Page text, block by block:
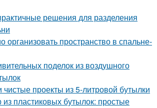
решения для разделения
организовать пространство в спальне-
поделок из воздушного
чистые проекты из 5-литровой бутылки
из пластиковых бутылок: простые